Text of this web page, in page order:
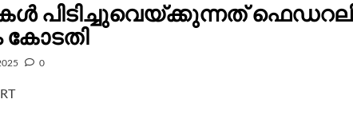
പിടിച്ചുവെയ്ക്കുന്നത്
കോടതി
0